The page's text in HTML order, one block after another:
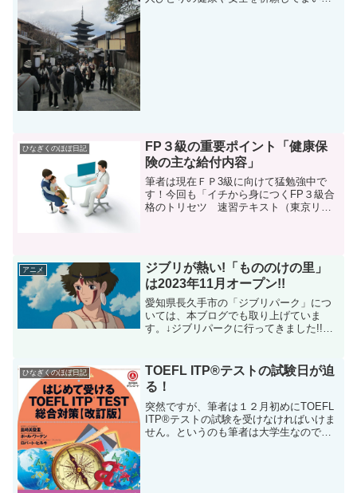
ひなぎくのほぼ日記
FP３級の重要ポイント「健康保
険の主な給付内容」
筆者は現在ＦＰ3級に向けて猛勉強中で
す！今回も「イチから身につくFP３級合
格のトリセツ 速習テキスト（東京リー
アニメ
ジブリが熱い!「もののけの里」
は2023年11月オープン!!
愛知県長久手市の「ジブリパーク」につ
いては、本ブログでも取り上げていま
す。↓ジブリパークに行ってきました!!ジ
手にコラボ企画昨日、7月21日付けの新聞
報道によれば、...
ひなぎくのほぼ日記
TOEFL ITP®テストの試験日が迫
る！
突然ですが、筆者は１２月初めにTOEFL
ITP®テストの試験を受けなければいけま
せん。というのも筆者は大学生なのです